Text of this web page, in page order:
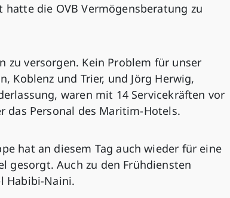
die OVB Vermögensberatung zu
zu versorgen. Kein Problem für unser
Koblenz und Trier, und Jörg Herwig,
waren mit 14 Servicekräften vor
Personal des Maritim-Hotels.
hat an diesem Tag auch wieder für eine
gesorgt. Auch zu den Frühdiensten
Habibi-Naini.